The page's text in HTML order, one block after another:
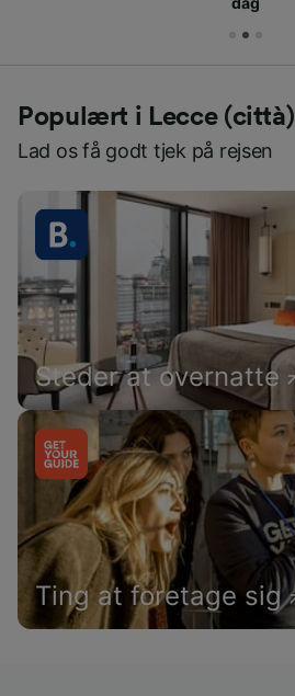
Populært i Lecce (città)
Lad os få godt tjek på rejsen
Steder at overnatte
Ting at foretage sig